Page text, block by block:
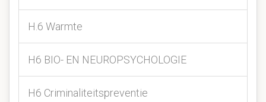
H.6 Warmte
H6 BIO- EN NEUROPSYCHOLOGIE
H6 Criminaliteitspreventie